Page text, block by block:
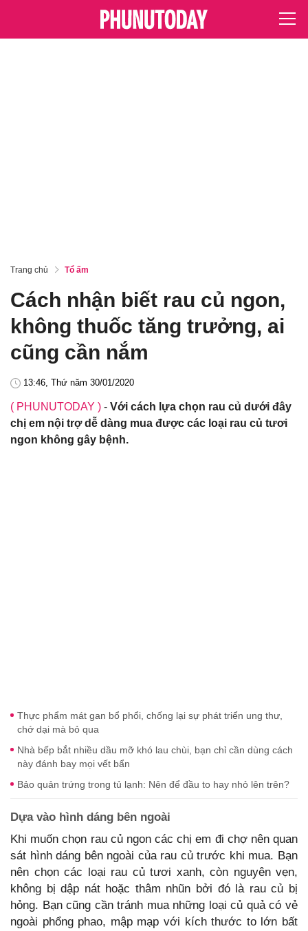
Trang chủ Tổ ấm
Cách nhận biết rau củ ngon,
không thuốc tăng trưởng, ai
cũng cần nắm
13:46, Thứ năm 30/01/2020
( PHUNUTODAY ) - Với cách lựa chọn rau củ dưới đây
chị em nội trợ dễ dàng mua được các loại rau củ tươi
ngon không gây bệnh.
Thực phẩm mát gan bổ phổi, chống lại sự phát triển ung thư,
chớ dại mà bỏ qua
Nhà bếp bắt nhiều dầu mỡ khó lau chùi, bạn chỉ cần dùng cách
này đánh bay mọi vết bẩn
Bảo quản trứng trong tủ lạnh: Nên để đầu to hay nhỏ lên trên?
Dựa vào hình dáng bên ngoài
Khi muốn chọn rau củ ngon các chị em đi chợ nên quan
sát hình dáng bên ngoài của rau củ trước khi mua. Bạn
nên chọn các loại rau củ tươi xanh, còn nguyên vẹn,
không bị dập nát hoặc thâm nhũn bởi đó là rau củ bị
hỏng. Bạn cũng cần tránh mua những loại củ quả có vẻ
ngoài phổng phao, mập mạp với kích thước to lớn bất